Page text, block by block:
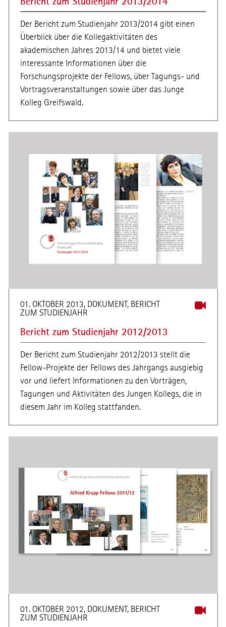
Der Bericht zum Studienjahr 2013/2014 gibt einen
Überblick über die Kollegaktivitäten des
akademischen Jahres 2013/14 und bietet viele
interessante Informationen über die
Forschungsprojekte der Fellows, über Tagungs- und
Vortragsveranstaltungen sowie über das Junge
Kolleg Greifswald.
01. OKTOBER 2013, DOKUMENT, BERICHT
ZUM STUDIENJAHR
Bericht zum Studienjahr 2012/2013
Der Bericht zum Studienjahr 2012/2013 stellt die
Fellow-Projekte der Fellows des Jahrgangs ausgiebig
vor und liefert Informationen zu den Vorträgen,
Tagungen und Aktivitäten des Jungen Kollegs, die in
diesem Jahr im Kolleg stattfanden.
01. OKTOBER 2012, DOKUMENT, BERICHT
ZUM STUDIENJAHR